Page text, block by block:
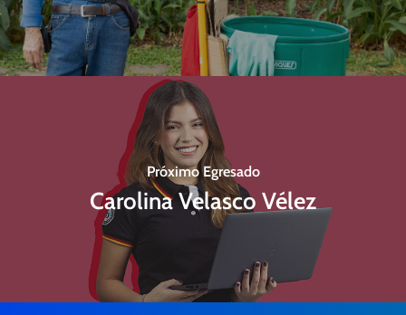
Próximo Egresado
Carolina Velasco Vélez